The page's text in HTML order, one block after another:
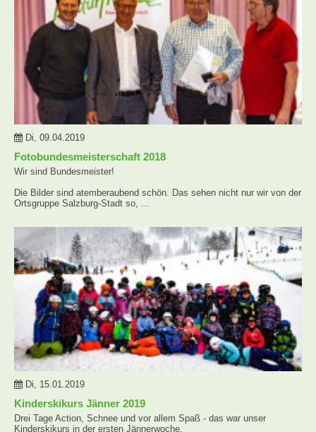
Di, 09.04.2019
Fotobundesmeisterschaft 2018
Wir sind Bundesmeister!
Die Bilder sind atemberaubend schön. Das sehen nicht nur wir von der
Ortsgruppe Salzburg-Stadt so, ...
Di, 15.01.2019
Kinderskikurs Jänner 2019
Drei Tage Action, Schnee und vor allem Spaß - das war unser
Kinderskikurs in der ersten Jännerwoche.